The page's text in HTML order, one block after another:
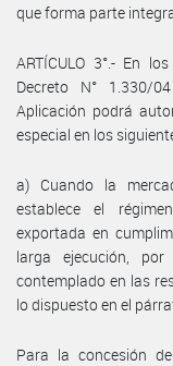
que forma parte
ARTÍCULO 3°.- En
Decreto N° 1.330/
Aplicación podrá
especial en los
a) Cuando la
establece el
exportada en
larga ejecución,
contemplado en las
lo dispuesto en el
Para la concesión